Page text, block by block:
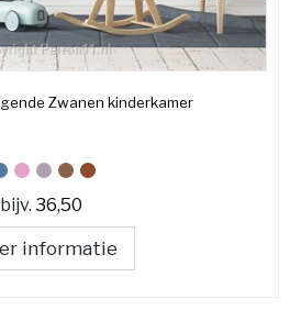
Zwanen kinderkamer
bijv. 36,50
informatie